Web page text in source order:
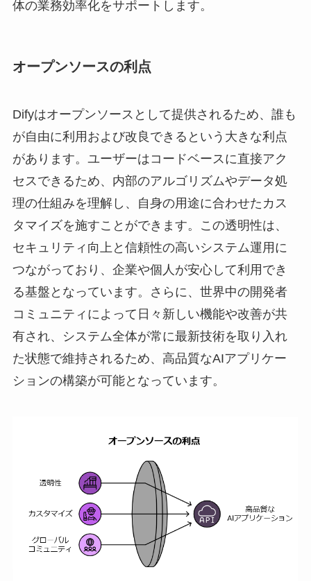
体の業務効率化をサポートします。
オープンソースの利点
Difyはオープンソースとして提供されるため、誰も
が自由に利用および改良できるという大きな利点
があります。ユーザーはコードベースに直接アク
セスできるため、内部のアルゴリズムやデータ処
理の仕組みを理解し、自身の用途に合わせたカス
タマイズを施すことができます。この透明性は、
セキュリティ向上と信頼性の高いシステム運用に
つながっており、企業や個人が安心して利用でき
る基盤となっています。さらに、世界中の開発者
コミュニティによって日々新しい機能や改善が共
有され、システム全体が常に最新技術を取り入れ
た状態で維持されるため、高品質なAIアプリケー
ションの構築が可能となっています。